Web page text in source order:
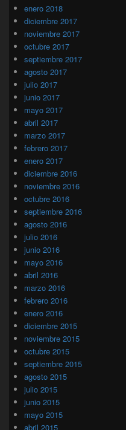
enero 2018
diciembre 2017
noviembre 2017
octubre 2017
septiembre 2017
agosto 2017
julio 2017
junio 2017
mayo 2017
abril 2017
marzo 2017
febrero 2017
enero 2017
diciembre 2016
noviembre 2016
octubre 2016
septiembre 2016
agosto 2016
julio 2016
junio 2016
mayo 2016
abril 2016
marzo 2016
febrero 2016
enero 2016
diciembre 2015
noviembre 2015
octubre 2015
septiembre 2015
agosto 2015
julio 2015
junio 2015
mayo 2015
abril 2015